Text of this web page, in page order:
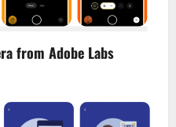
from Adobe Labs